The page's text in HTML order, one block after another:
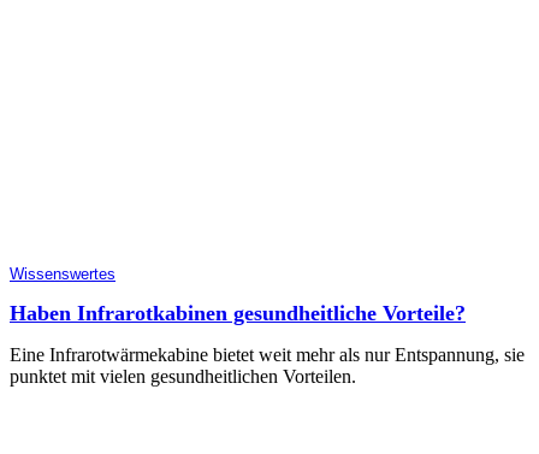
Wissenswertes
Haben Infrarotkabinen gesundheitliche Vorteile?
Eine Infrarotwärmekabine bietet weit mehr als nur Entspannung, sie
punktet mit vielen gesundheitlichen Vorteilen.